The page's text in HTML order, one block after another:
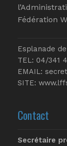
Fédération
Esplanade
TEL: 04/341
EMAIL:
SITE:
Contact
Secrétaire